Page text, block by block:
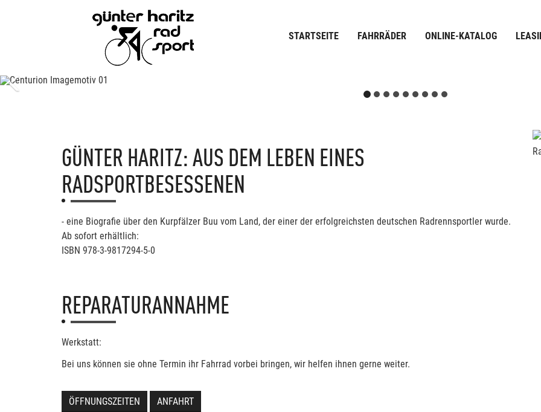
STARTSEITE FAHRRÄDER ONLINE-KATALOG
Previous
GÜNTER HARITZ: AUS DEM LEBEN EINES
RADSPORTBESESSENEN
- eine Biografie über den Kurpfälzer Buu vom Land, der einer der erfolgreichsten deutschen Radrennsportler wurde.
Ab sofort erhältlich:
ISBN 978-3-9817294-5-0
REPARATURANNAHME
Werkstatt:
Bei uns können sie ohne Termin ihr Fahrrad vorbei bringen, wir helfen ihnen gerne weiter.
ÖFFNUNGSZEITEN ANFAHRT